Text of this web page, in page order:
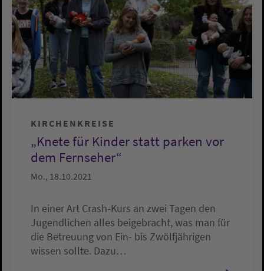
KIRCHENKREISE
„Knete für Kinder statt parken vor
dem Fernseher“
Mo., 18.10.2021
In einer Art Crash-Kurs an zwei Tagen den
Jugendlichen alles beigebracht, was man für
die Betreuung von Ein- bis Zwölfjährigen
wissen sollte. Dazu…